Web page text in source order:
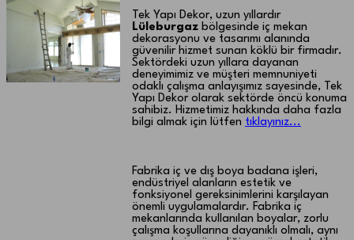
Tek Yapı Dekor, uzun yıllardır
Lüleburgaz bölgesinde iç mekan
dekorasyonu ve tasarımı alanında
güvenilir hizmet sunan köklü bir firmadır.
Sektördeki uzun yıllara dayanan
deneyimimiz ve müşteri memnuniyeti
odaklı çalışma anlayışımız sayesinde, Tek
Yapı Dekor olarak sektörde öncü konuma
sahibiz. Hizmetimiz hakkında daha fazla
bilgi almak için lütfen tıklayınız...
Fabrika iç ve dış boya badana işleri,
endüstriyel alanların estetik ve
fonksiyonel gereksinimlerini karşılayan
önemli uygulamalardır. Fabrika iç
mekanlarında kullanılan boyalar, zorlu
çalışma koşullarına dayanıklı olmalı, aynı